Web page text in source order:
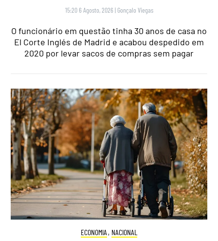
15:20 6 Agosto, 2026 | Gonçalo Viegas
O funcionário em questão tinha 30 anos de casa no
El Corte Inglés de Madrid e acabou despedido em
2020 por levar sacos de compras sem pagar
ECONOMIA , NACIONAL